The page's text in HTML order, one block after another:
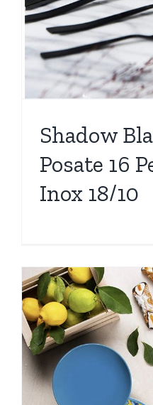
Shadow
Posate 16
Inox 18/10